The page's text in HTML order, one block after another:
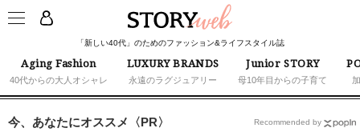
「新しい40代」のためのファッション&ライフスタイル誌
Aging Fashion
40代からの大人オシャレ
LUXURY BRANDS
永遠のラグジュアリー
Junior STORY
母10年目からの子育て
今、あなたにオススメ〈PR〉 Recommended by